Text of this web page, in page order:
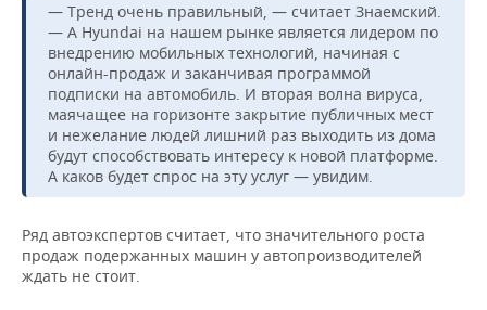
— Тренд очень правильный, — считает Знаемский.
— А Hyundai на нашем рынке является лидером по
внедрению мобильных технологий, начиная с
онлайн-продаж и заканчивая программой
подписки на автомобиль. И вторая волна вируса,
маячащее на горизонте закрытие публичных мест
и нежелание людей лишний раз выходить из дома
будут способствовать интересу к новой платформе.
А каков будет спрос на эту услуг — увидим.
Ряд автоэкспертов считает, что значительного роста
продаж подержанных машин у автопроизводителей
ждать не стоит.